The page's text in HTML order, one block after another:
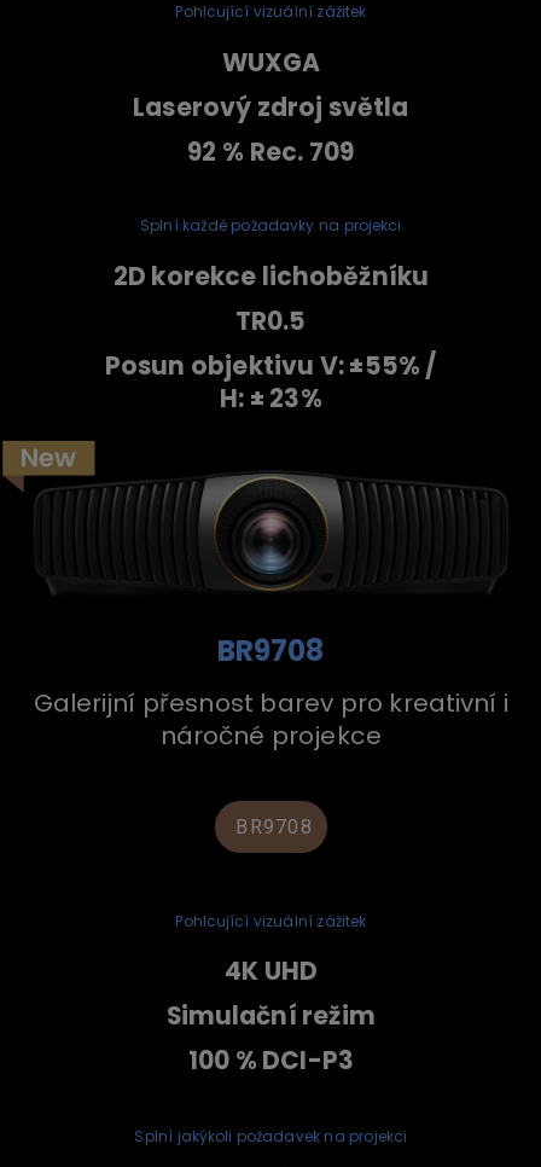
Pohlcující vizuální zážitek
WUXGA
Laserový zdroj světla
92 % Rec. 709
Splní každé požadavky na projekci
2D korekce lichoběžníku
TR0.5
Posun objektivu V: ±55% /
H: ± 23%
BR9708
Galerijní přesnost barev pro kreativní i
náročné projekce
BR9708
Pohlcující vizuální zážitek
4K UHD
Simulační režim
100 % DCI-P3
Splní jakýkoli požadavek na projekci